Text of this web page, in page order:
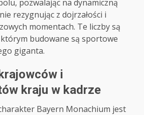
pozwalając na dynamiczną
rezygnując z dojrzałości i
momentach. Te liczby są
budowane są sportowe
giganta.
i
kraju w kadrze
Bayern Monachium jest